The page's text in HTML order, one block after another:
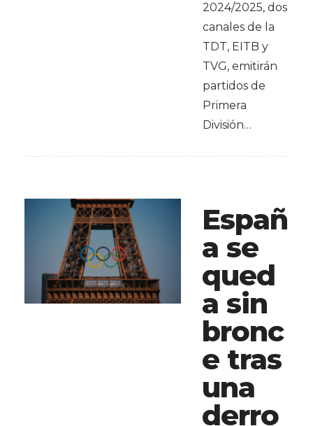
2024/2025, dos
canales de la
TDT, EITB y
TVG, emitirán
partidos de
Primera
División…
Españ
a se
qued
a sin
bronc
e tras
una
derro